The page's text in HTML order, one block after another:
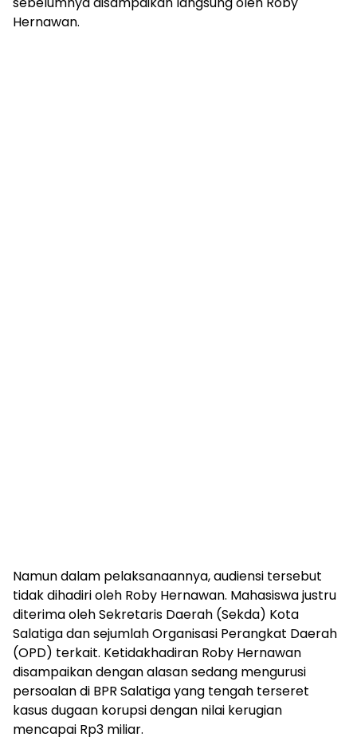
Hernawan.
Namun dalam pelaksanaannya, audiensi tersebut
tidak dihadiri oleh Roby Hernawan. Mahasiswa justru
diterima oleh Sekretaris Daerah (Sekda) Kota
Salatiga dan sejumlah Organisasi Perangkat Daerah
(OPD) terkait. Ketidakhadiran Roby Hernawan
disampaikan dengan alasan sedang mengurusi
persoalan di BPR Salatiga yang tengah terseret
kasus dugaan korupsi dengan nilai kerugian
mencapai Rp3 miliar.